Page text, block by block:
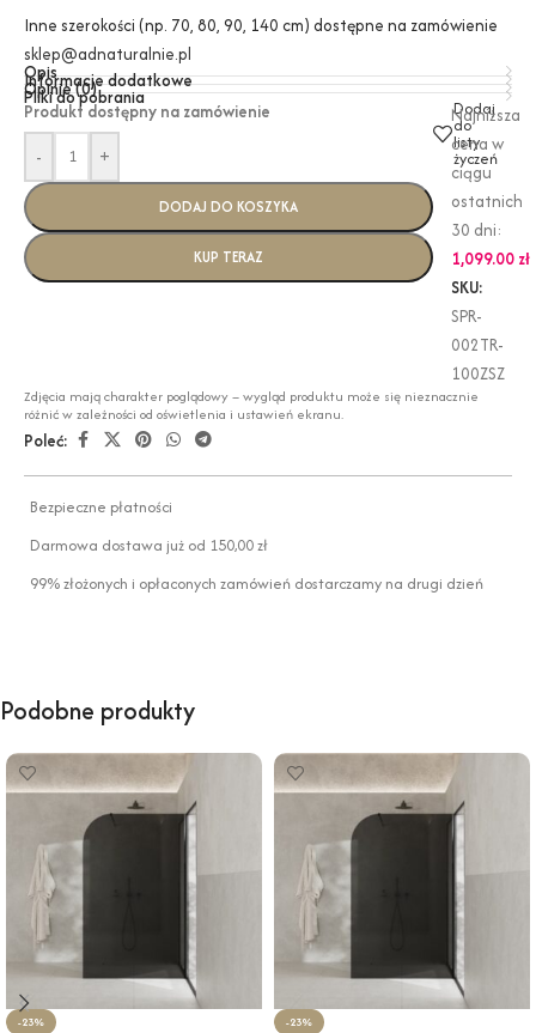
Inne szerokości (np. 70, 80, 90, 140 cm) dostępne na zamówienie
sklep@adnaturalnie.pl
Opis
Informacje dodatkowe
Opinie (0)
Pliki do pobrania
Produkt dostępny na zamówienie
-
+
DODAJ DO KOSZYKA
KUP TERAZ
Dodaj
do
listy
życzeń
Najniższa
cena w
ciągu
ostatnich
30 dni:
1,099.00 zł
SKU:
SPR-
002TR-
100ZSZ
Zdjęcia mają charakter poglądowy – wygląd produktu może się nieznacznie
różnić w zależności od oświetlenia i ustawień ekranu.
Poleć:
Bezpieczne płatności
Darmowa dostawa już od 150,00 zł
99% złożonych i opłaconych zamówień dostarczamy na drugi dzień
Podobne produkty
-23% -23%